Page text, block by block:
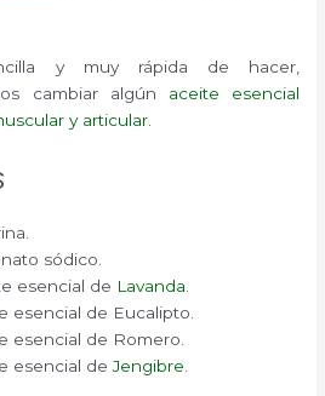
y muy rápida de hacer,
cambiar algún aceite esencial
y articular
sódico.
esencial de Lavanda
esencial de Eucalipto.
esencial de Romero.
esencial deJengibre